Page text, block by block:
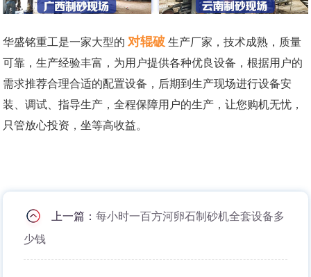
华盛铭重工是一家大型的 对辊破 生产厂家，技术成熟，质量
可靠，生产经验丰富，为用户提供各种优良设备，根据用户的
需求推荐合理合适的配置设备，后期到生产现场进行设备安
装、调试、指导生产，全程保障用户的生产，让您购机无忧，
只管放心投资，坐等高收益。
上一篇：每小时一百方河卵石制砂机全套设备多
少钱